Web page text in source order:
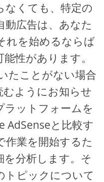
なくても、特定の
広告は、あなた
れを始めるならば
性があります。
たことがない場合
ようにお知らせ
ラットフォームを
AdSenseと比較す
作業を開始するた
分析します。そ
トピックについて